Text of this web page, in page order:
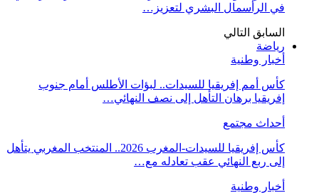
في الرأسمال البشري لتعزيز…
السابق التالي
رياضة
أخبار وطنية
كأس أمم إفريقيا للسيدات.. لبؤات الأطلس أمام جنوب
إفريقيا برهان التأهل إلى نصف النهائي…
أحداث مجتمع
كأس إفريقيا للسيدات-المغرب 2026.. المنتخب المغربي يتأهل
إلى ربع النهائي عقب تعادله مع…
أخبار وطنية